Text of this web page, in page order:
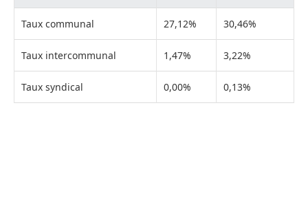
Taux communal 27,12% 30,46%
Taux intercommunal 1,47% 3,22%
Taux syndical 0,00% 0,13%